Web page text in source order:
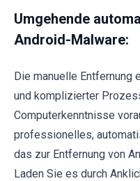
Umgehende
Android-Malware:
Die manuelle Entfernung
und komplizierter
Computerkenntnisse
professionelles,
das zur Entfernung von
Laden Sie es durch